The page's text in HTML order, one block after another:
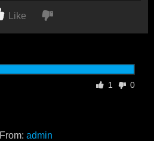
Like
1 0
From: admin